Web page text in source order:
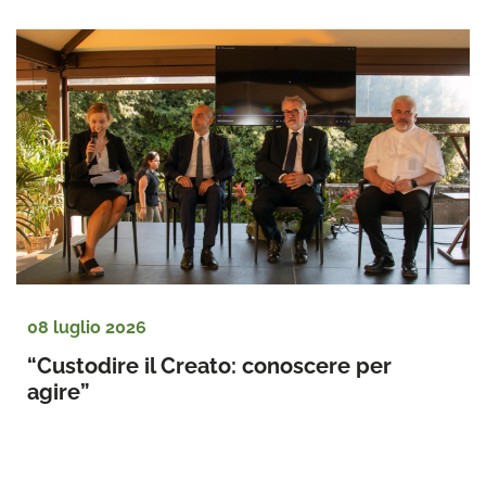
08 luglio 2026
“Custodire il Creato: conoscere per
agire”